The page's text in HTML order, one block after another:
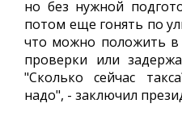
но без нужной
потом еще гонять по
что можно положить в
проверки или
"Сколько сейчас
надо", - заключил